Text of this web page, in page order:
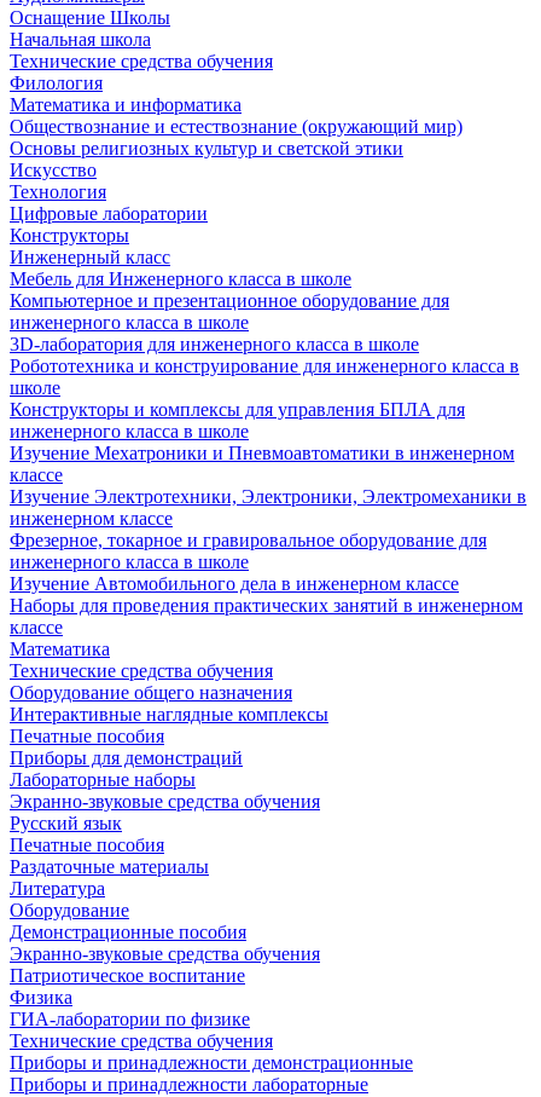
Оснащение Школы
Начальная школа
Технические средства обучения
Филология
Математика и информатика
Обществознание и естествознание (окружающий мир)
Основы религиозных культур и светской этики
Искусство
Технология
Цифровые лаборатории
Конструкторы
Инженерный класс
Мебель для Инженерного класса в школе
Компьютерное и презентационное оборудование для
инженерного класса в школе
3D-лаборатория для инженерного класса в школе
Робототехника и конструирование для инженерного класса в
школе
Конструкторы и комплексы для управления БПЛА для
инженерного класса в школе
Изучение Мехатроники и Пневмоавтоматики в инженерном
классе
Изучение Электротехники, Электроники, Электромеханики в
инженерном классе
Фрезерное, токарное и гравировальное оборудование для
инженерного класса в школе
Изучение Автомобильного дела в инженерном классе
Наборы для проведения практических занятий в инженерном
классе
Математика
Технические средства обучения
Оборудование общего назначения
Интерактивные наглядные комплексы
Печатные пособия
Приборы для демонстраций
Лабораторные наборы
Экранно-звуковые средства обучения
Русский язык
Печатные пособия
Раздаточные материалы
Литература
Оборудование
Демонстрационные пособия
Экранно-звуковые средства обучения
Патриотическое воспитание
Физика
ГИА-лаборатории по физике
Технические средства обучения
Приборы и принадлежности демонстрационные
Приборы и принадлежности лабораторные